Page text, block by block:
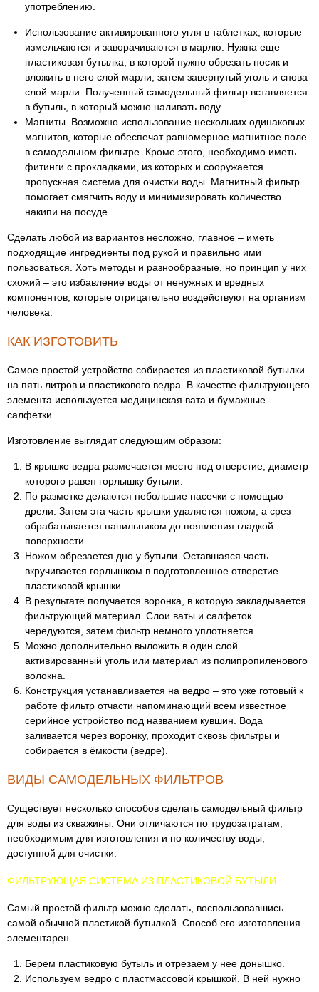
употреблению.
Использование активированного угля в таблетках, которые
измельчаются и заворачиваются в марлю. Нужна еще
пластиковая бутылка, в которой нужно обрезать носик и
вложить в него слой марли, затем завернутый уголь и снова
слой марли. Полученный самодельный фильтр вставляется
в бутыль, в который можно наливать воду.
Магниты. Возможно использование нескольких одинаковых
магнитов, которые обеспечат равномерное магнитное поле
в самодельном фильтре. Кроме этого, необходимо иметь
фитинги с прокладками, из которых и сооружается
пропускная система для очистки воды. Магнитный фильтр
помогает смягчить воду и минимизировать количество
накипи на посуде.
Сделать любой из вариантов несложно, главное – иметь
подходящие ингредиенты под рукой и правильно ими
пользоваться. Хоть методы и разнообразные, но принцип у них
схожий – это избавление воды от ненужных и вредных
компонентов, которые отрицательно воздействуют на организм
человека.
КАК ИЗГОТОВИТЬ
Самое простой устройство собирается из пластиковой бутылки
на пять литров и пластикового ведра. В качестве фильтрующего
элемента используется медицинская вата и бумажные
салфетки.
Изготовление выглядит следующим образом:
В крышке ведра размечается место под отверстие, диаметр
которого равен горлышку бутыли.
По разметке делаются небольшие насечки с помощью
дрели. Затем эта часть крышки удаляется ножом, а срез
обрабатывается напильником до появления гладкой
поверхности.
Ножом обрезается дно у бутыли. Оставшаяся часть
вкручивается горлышком в подготовленное отверстие
пластиковой крышки.
В результате получается воронка, в которую закладывается
фильтрующий материал. Слои ваты и салфеток
чередуются, затем фильтр немного уплотняется.
Можно дополнительно выложить в один слой
активированный уголь или материал из полипропиленового
волокна.
Конструкция устанавливается на ведро – это уже готовый к
работе фильтр отчасти напоминающий всем известное
серийное устройство под названием кувшин. Вода
заливается через воронку, проходит сквозь фильтры и
собирается в ёмкости (ведре).
ВИДЫ САМОДЕЛЬНЫХ ФИЛЬТРОВ
Существует несколько способов сделать самодельный фильтр
для воды из скважины. Они отличаются по трудозатратам,
необходимым для изготовления и по количеству воды,
доступной для очистки.
ФИЛЬТРУЮЩАЯ СИСТЕМА ИЗ ПЛАСТИКОВОЙ БУТЫЛИ
Самый простой фильтр можно сделать, воспользовавшись
самой обычной пластикой бутылкой. Способ его изготовления
элементарен.
Берем пластиковую бутыль и отрезаем у нее донышко.
Используем ведро с пластмассовой крышкой. В ней нужно